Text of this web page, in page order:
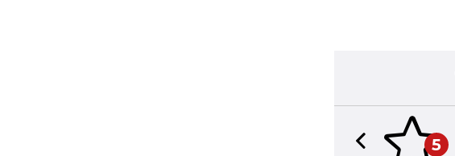
5
Previous slide